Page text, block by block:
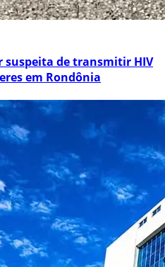
suspeita de transmitir HIV
em Rondônia